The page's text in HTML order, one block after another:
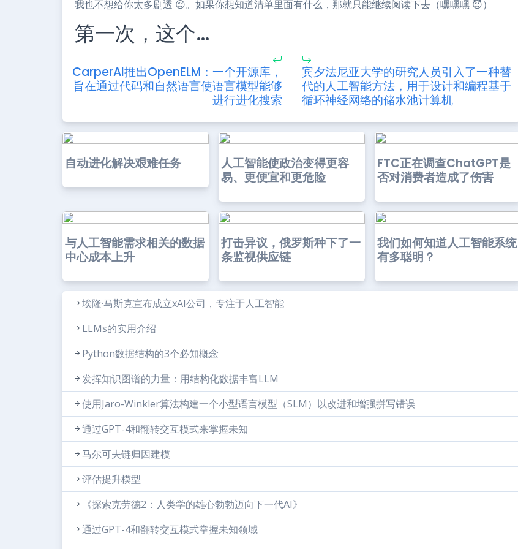
我也不想给你太多剧透 😌。如果你想知道清单里面有什么，那就只能继续阅读下去（嘿嘿嘿 😈）
第一次，这个…
CarperAI推出OpenELM：一个开源库，
旨在通过代码和自然语言使语言模型能够
进行进化搜索
宾夕法尼亚大学的研究人员引入了一种替
代的人工智能方法，用于设计和编程基于
循环神经网络的储水池计算机
自动进化解决艰难任务
人工智能使政治变得更容
易、更便宜和更危险
FTC正在调查ChatGPT是
否对消费者造成了伤害
与人工智能需求相关的数据
中心成本上升
打击异议，俄罗斯种下了一
条监视供应链
我们如何知道人工智能系统
有多聪明？
埃隆·马斯克宣布成立xAI公司，专注于人工智能
LLMs的实用介绍
Python数据结构的3个必知概念
发挥知识图谱的力量：用结构化数据丰富LLM
使用Jaro-Winkler算法构建一个小型语言模型（SLM）以改进和增强拼写错误
通过GPT-4和翻转交互模式来掌握未知
马尔可夫链归因建模
评估提升模型
《探索克劳德2：人类学的雄心勃勃迈向下一代AI》
通过GPT-4和翻转交互模式掌握未知领域